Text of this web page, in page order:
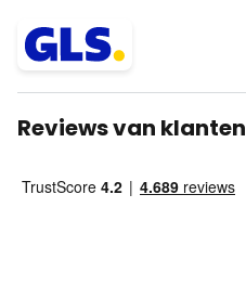
Reviews van klanten